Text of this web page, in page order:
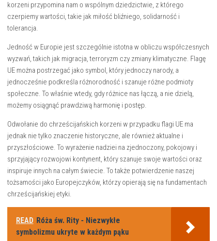
⁢korzeni przypomina nam o wspólnym dziedzictwie, z którego
czerpiemy wartości, takie jak miłość bliźniego, solidarność i
tolerancja.
Jedność‍ w Europie jest ‍szczególnie istotna w obliczu współczesnych
wyzwań, takich jak⁢ migracja,⁣ terroryzm czy zmiany klimatyczne. Flagę
UE można postrzegać‌ jako symbol, ​który ⁢jednoczy ​narody, a
jednocześnie podkreśla różnorodność⁤ i szanuje różne podmioty
‌społeczne. To właśnie wtedy, ⁣gdy różnice nas łączą, a nie dzielą,
możemy osiągnąć prawdziwą harmonię i postęp.
Odwołanie do chrześcijańskich‍ korzeni w przypadku flagi UE ma
jednak nie tylko znaczenie historyczne, ale również aktualne i
⁤przyszłościowe. To wyrażenie nadziei na zjednoczony, pokojowy i
sprzyjający rozwojowi kontynent, który szanuje swoje wartości oraz‌
inspiruje ⁣innych⁢ na całym świecie.‍ To ⁢także potwierdzenie ‌naszej
tożsamości jako Europejczyków, którzy opierają ‍się na fundamentach
chrześcijańskiej ⁣etyki.
READ Róża św. Rity - Niezwykłe
symbolizmu ukryte w każdym pąku